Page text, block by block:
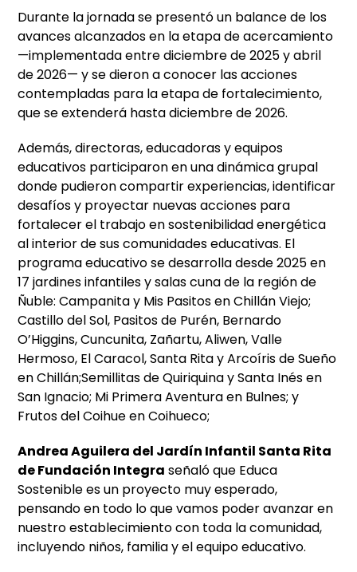
Durante la jornada se presentó un balance de los
avances alcanzados en la etapa de acercamiento
—implementada entre diciembre de 2025 y abril
de 2026— y se dieron a conocer las acciones
contempladas para la etapa de fortalecimiento,
que se extenderá hasta diciembre de 2026.
Además, directoras, educadoras y equipos
educativos participaron en una dinámica grupal
donde pudieron compartir experiencias, identificar
desafíos y proyectar nuevas acciones para
fortalecer el trabajo en sostenibilidad energética
al interior de sus comunidades educativas. El
programa educativo se desarrolla desde 2025 en
17 jardines infantiles y salas cuna de la región de
Ñuble: Campanita y Mis Pasitos en Chillán Viejo;
Castillo del Sol, Pasitos de Purén, Bernardo
O’Higgins, Cuncunita, Zañartu, Aliwen, Valle
Hermoso, El Caracol, Santa Rita y Arcoíris de Sueño
en Chillán;Semillitas de Quiriquina y Santa Inés en
San Ignacio; Mi Primera Aventura en Bulnes; y
Frutos del Coihue en Coihueco;
Andrea Aguilera del Jardín Infantil Santa Rita
de Fundación Integra señaló que Educa
Sostenible es un proyecto muy esperado,
pensando en todo lo que vamos poder avanzar en
nuestro establecimiento con toda la comunidad,
incluyendo niños, familia y el equipo educativo.